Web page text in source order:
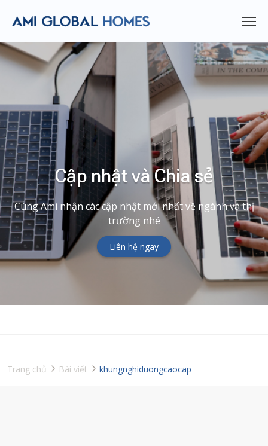
Cập nhật và Chia sẻ
Cùng Ami nhận các cập nhật mới nhất về ngành và thị
trường nhé
Liên hệ ngay
Trang chủ Bài viết khungnghiduongcaocap